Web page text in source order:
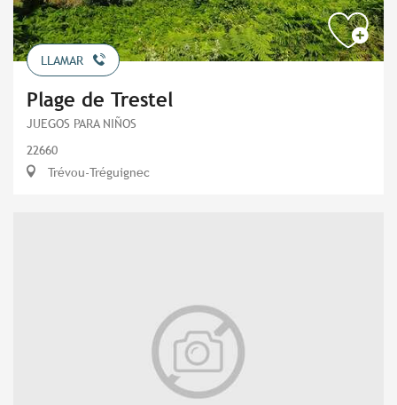
LLAMAR
Plage de Trestel
JUEGOS PARA NIÑOS
22660
Trévou-Tréguignec